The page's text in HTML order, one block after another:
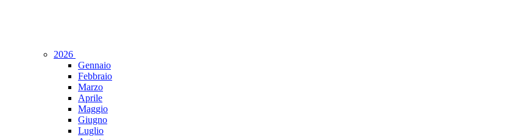
2026
Gennaio
Febbraio
Marzo
Aprile
Maggio
Giugno
Luglio